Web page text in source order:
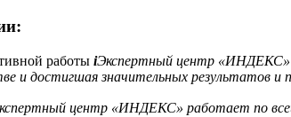
работы iЭкспертный центр
и достигшая значительных результатов и
центр «ИНДЕКС» работает по